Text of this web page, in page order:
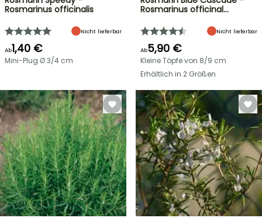
Rosmarinus officinalis
Nicht lieferbar
Ab1,40 €
Mini-Plug Ø 3/4 cm
Rosmarinus officinal…
Nicht lieferbar
Ab5,90 €
Kleine Töpfe von 8/9 cm
Erhältlich in 2 Größen